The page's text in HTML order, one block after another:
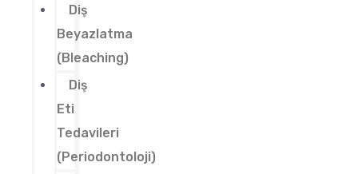
Diş
Beyazlatma
(Bleaching)
Diş
Eti
Tedavileri
(Periodontoloji)